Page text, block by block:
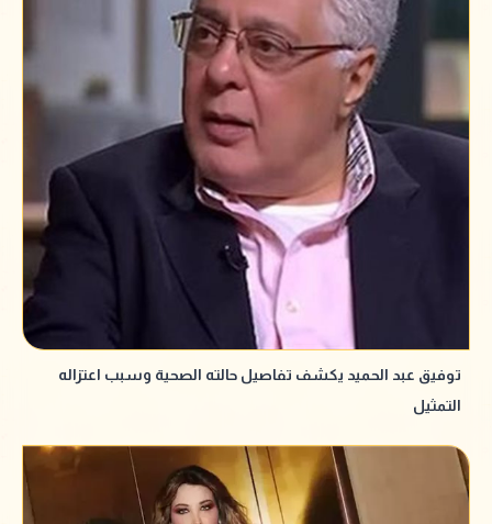
توفيق عبد الحميد يكشف تفاصيل حالته الصحية وسبب اعتزاله
التمثيل